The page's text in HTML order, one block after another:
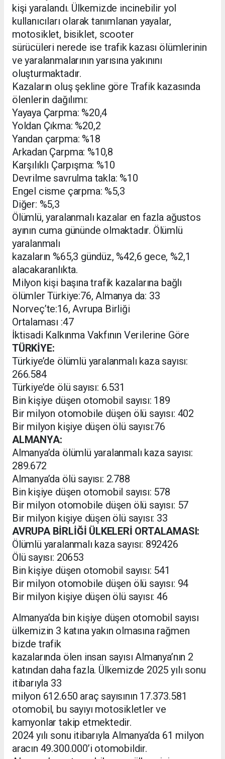
kişi yaralandı. Ülkemizde incinebilir yol
kullanıcıları olarak tanımlanan yayalar,
motosiklet, bisiklet, scooter
sürücüleri nerede ise trafik kazası ölümlerinin
ve yaralanmalarının yarısına yakınını
oluşturmaktadır.
Kazaların oluş şekline göre Trafik kazasında
ölenlerin dağılımı:
Yayaya Çarpma: %20,4
Yoldan Çıkma: %20,2
Yandan çarpma: %18
Arkadan Çarpma: %10,8
Karşılıklı Çarpışma: %10
Devrilme savrulma takla: %10
Engel cisme çarpma: %5,3
Diğer: %5,3
Ölümlü, yaralanmalı kazalar en fazla ağustos
ayının cuma gününde olmaktadır. Ölümlü
yaralanmalı
kazaların %65,3 gündüz, %42,6 gece, %2,1
alacakaranlıkta.
Milyon kişi başına trafik kazalarına bağlı
ölümler Türkiye:76, Almanya da: 33
Norveç’te:16, Avrupa Birliği
Ortalaması :47
İktisadi Kalkınma Vakfının Verilerine Göre
TÜRKİYE:
Türkiye’de ölümlü yaralanmalı kaza sayısı:
266.584
Türkiye’de ölü sayısı: 6.531
Bin kişiye düşen otomobil sayısı: 189
Bir milyon otomobile düşen ölü sayısı: 402
Bir milyon kişiye düşen ölü sayısı:76
ALMANYA:
Almanya’da ölümlü yaralanmalı kaza sayısı:
289.672
Almanya’da ölü sayısı: 2.788
Bin kişiye düşen otomobil sayısı: 578
Bir milyon otomobile düşen ölü sayısı: 57
Bir milyon kişiye düşen ölü sayısı: 33
AVRUPA BİRLİĞİ ÜLKELERİ ORTALAMASI:
Ölümlü yaralanmalı kaza sayısı: 892426
Ölü sayısı: 20653
Bin kişiye düşen otomobil sayısı: 541
Bir milyon otomobile düşen ölü sayısı: 94
Bir milyon kişiye düşen ölü sayısı: 46
Almanya’da bin kişiye düşen otomobil sayısı
ülkemizin 3 katına yakın olmasına rağmen
bizde trafik
kazalarında ölen insan sayısı Almanya’nın 2
katından daha fazla. Ülkemizde 2025 yılı sonu
itibarıyla 33
milyon 612.650 araç sayısının 17.373.581
otomobil, bu sayıyı motosikletler ve
kamyonlar takip etmektedir.
2024 yılı sonu itibarıyla Almanya’da 61 milyon
aracın 49.300.000’i otomobildir.